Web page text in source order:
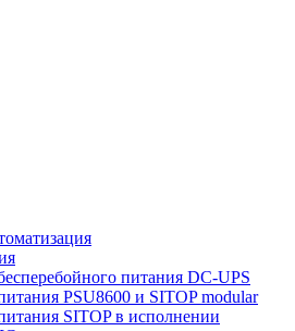
питания DC-UPS
PSU8600 и SITOP modular
SITOP в исполнении